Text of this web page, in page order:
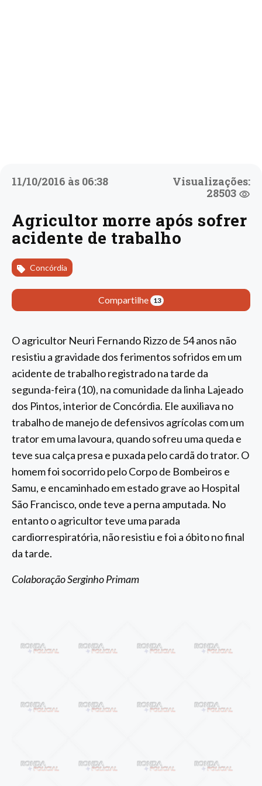
11/10/2016 às 06:38
Visualizações:
28503
Agricultor morre após sofrer
acidente de trabalho
Concórdia
Compartilhe 13
O agricultor Neuri Fernando Rizzo de 54 anos não
resistiu a gravidade dos ferimentos sofridos em um
acidente de trabalho registrado na tarde da
segunda-feira (10), na comunidade da linha Lajeado
dos Pintos, interior de Concórdia. Ele auxiliava no
trabalho de manejo de defensivos agrícolas com um
trator em uma lavoura, quando sofreu uma queda e
teve sua calça presa e puxada pelo cardã do trator. O
homem foi socorrido pelo Corpo de Bombeiros e
Samu, e encaminhado em estado grave ao Hospital
São Francisco, onde teve a perna amputada. No
entanto o agricultor teve uma parada
cardiorrespiratória, não resistiu e foi a óbito no final
da tarde.
Colaboração Serginho Primam